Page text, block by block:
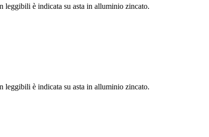
leggibili è indicata su asta in alluminio zincato.
leggibili è indicata su asta in alluminio zincato.